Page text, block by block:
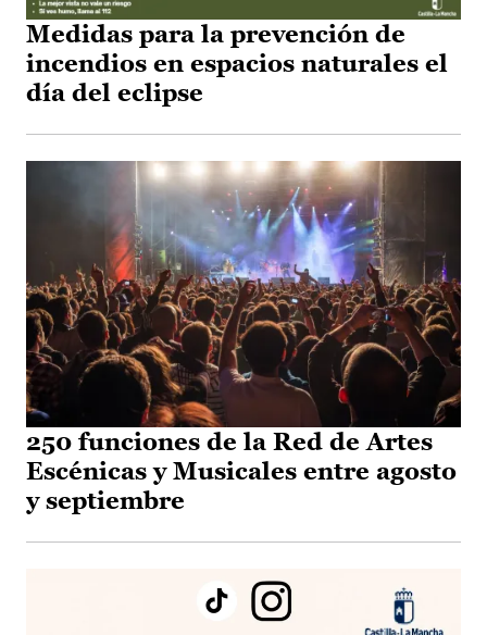
Medidas para la prevención de
incendios en espacios naturales el
día del eclipse
250 funciones de la Red de Artes
Escénicas y Musicales entre agosto
y septiembre